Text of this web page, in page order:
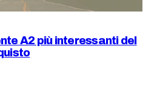
A2 più interessanti del